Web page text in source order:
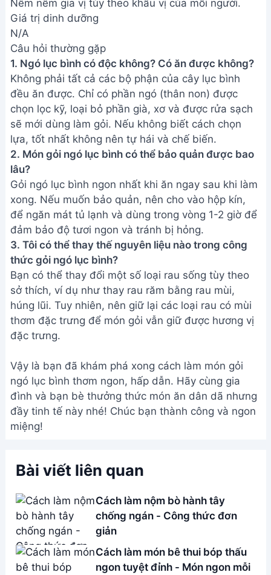
Nêm nếm gia vị tùy theo khẩu vị của mỗi người.
Giá trị dinh dưỡng
N/A
Câu hỏi thường gặp
1. Ngó lục bình có độc không? Có ăn được không?
Không phải tất cả các bộ phận của cây lục bình
đều ăn được. Chỉ có phần ngó (thân non) được
chọn lọc kỹ, loại bỏ phần già, xơ và được rửa sạch
sẽ mới dùng làm gỏi. Nếu không biết cách chọn
lựa, tốt nhất không nên tự hái và chế biến.
2. Món gỏi ngó lục bình có thể bảo quản được bao
lâu?
Gỏi ngó lục bình ngon nhất khi ăn ngay sau khi làm
xong. Nếu muốn bảo quản, nên cho vào hộp kín,
để ngăn mát tủ lạnh và dùng trong vòng 1-2 giờ để
đảm bảo độ tươi ngon và tránh bị hỏng.
3. Tôi có thể thay thế nguyên liệu nào trong công
thức gỏi ngó lục bình?
Bạn có thể thay đổi một số loại rau sống tùy theo
sở thích, ví dụ như thay rau răm bằng rau mùi,
húng lũi. Tuy nhiên, nên giữ lại các loại rau có mùi
thơm đặc trưng để món gỏi vẫn giữ được hương vị
đặc trưng.
Vậy là bạn đã khám phá xong cách làm món gỏi
ngó lục bình thơm ngon, hấp dẫn. Hãy cùng gia
đình và bạn bè thưởng thức món ăn dân dã nhưng
đầy tinh tế này nhé! Chúc bạn thành công và ngon
miệng!
Bài viết liên quan
Cách làm nộm bò hành tây
chống ngán - Công thức đơn
giản
Cách làm món bê thui bóp thấu
ngon tuyệt đỉnh - Món ngon mỗi